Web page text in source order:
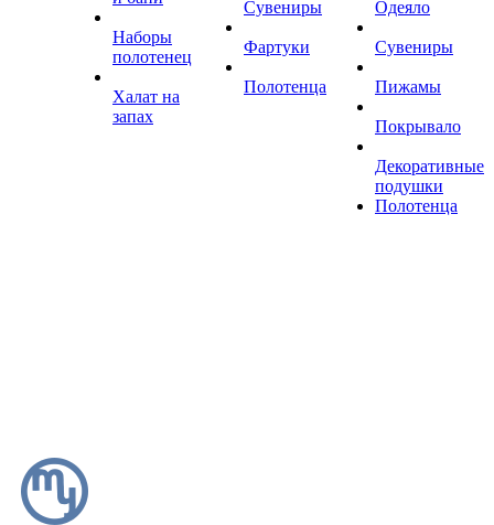
Наборы
полотенец
Халат на
запах
Сувениры
Фартуки
Полотенца
Одеяло
Сувениры
Пижамы
Покрывало
Декоративные
подушки
Полотенца